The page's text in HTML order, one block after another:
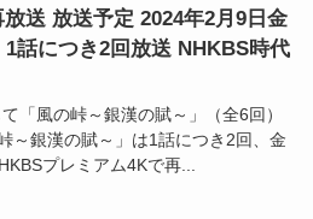
送 放送予定 2024年2月9日金
話につき2回放送 NHKBS時代
「風の峠～銀漢の賦～」（全6回）
～銀漢の賦～」は1話につき2回、金
プレミアム4Kで再...